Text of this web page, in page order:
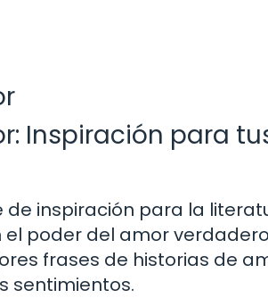
Inspiración para
inspiración para la
poder del amor
frases de historias de
sentimientos.